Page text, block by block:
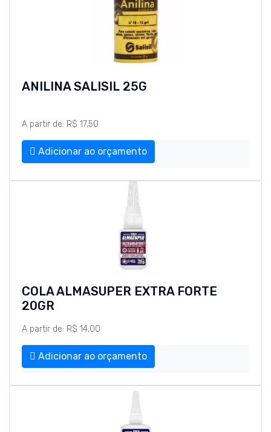
ANILINA SALISIL 25G
A partir de: R$ 17,50
Adicionar ao orçamento
COLA ALMASUPER EXTRA FORTE
20GR
A partir de: R$ 14,00
Adicionar ao orçamento